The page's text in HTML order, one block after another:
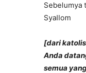
Sebelumya
Syallom
[dari
Anda
semua